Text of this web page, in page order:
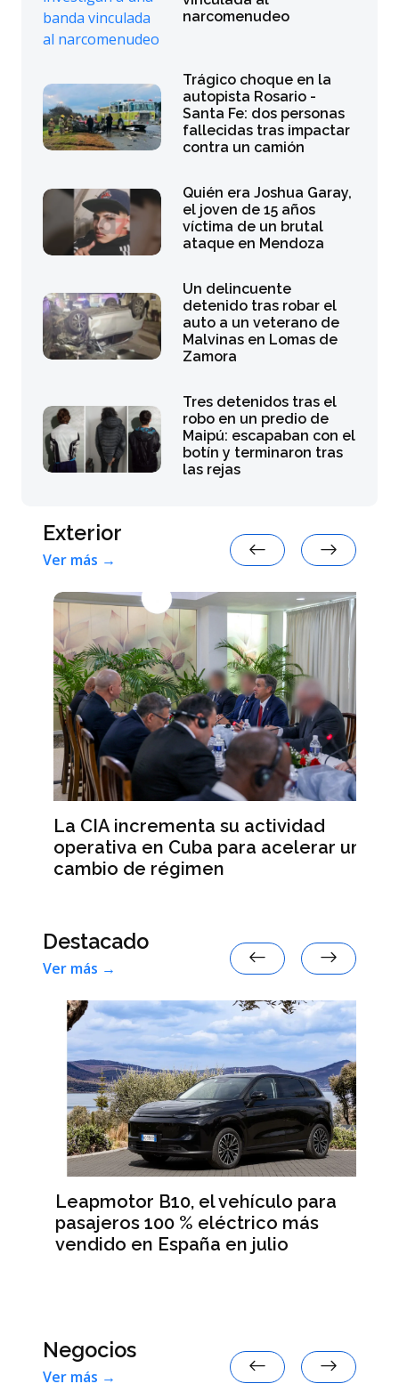
narcomenudeo
Trágico choque en la
autopista Rosario -
Santa Fe: dos personas
fallecidas tras impactar
contra un camión
Quién era Joshua Garay,
el joven de 15 años
víctima de un brutal
ataque en Mendoza
Un delincuente
detenido tras robar el
auto a un veterano de
Malvinas en Lomas de
Zamora
Tres detenidos tras el
robo en un predio de
Maipú: escapaban con el
botín y terminaron tras
las rejas
Exterior
Ver más →
La CIA incrementa su actividad
operativa en Cuba para acelerar un
cambio de régimen
Destacado
Ver más →
Leapmotor B10, el vehículo para
pasajeros 100 % eléctrico más
vendido en España en julio
Negocios
Ver más →